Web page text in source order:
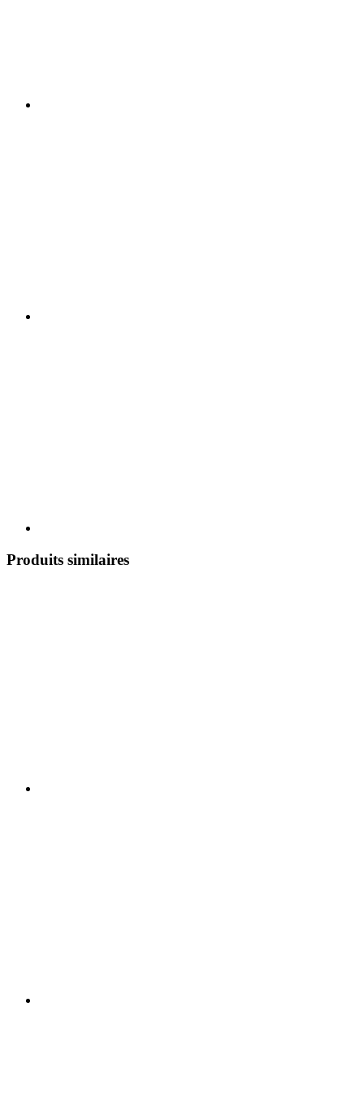
Produits similaires